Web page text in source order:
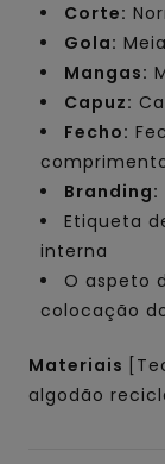
Corte:
Gola:
Mangas:
Capuz:
Fecho:
Branding:
Etiqueta
interna
O aspeto
colocação
Materiais
algodão